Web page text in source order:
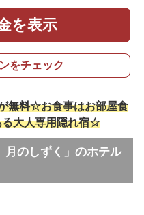
を表示
をチェック
無料☆お食事はお部屋食
る大人専用隠れ宿☆
のしずく」のホテル